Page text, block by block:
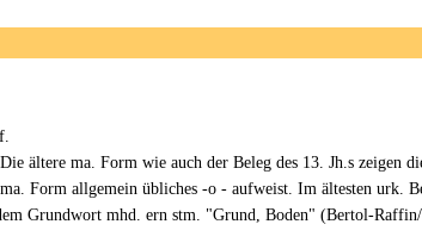
ältere ma. Form wie auch der Beleg des 13. Jh.s zeigen
Form allgemein übliches -o - aufweist. Im ältesten urk.
Grundwort mhd. ern stm. "Grund, Boden" (Bertol-